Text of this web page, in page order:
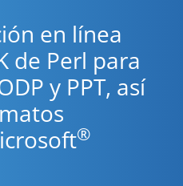
en línea
de Perl para
y PPT, así
®